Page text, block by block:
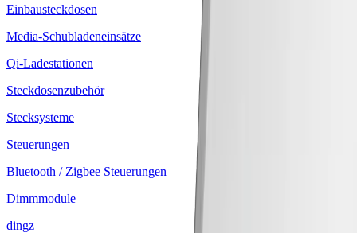
Einbausteckdosen
Media-Schubladeneinsätze
Qi-Ladestationen
Steckdosenzubehör
Stecksysteme
Steuerungen
Bluetooth / Zigbee Steuerungen
Dimmmodule
dingz